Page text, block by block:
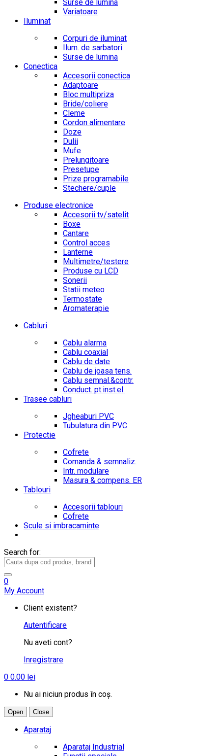
Surse de lumina
Variatoare
Iluminat
Corpuri de iluminat
Ilum. de sarbatori
Surse de lumina
Conectica
Accesorii conectica
Adaptoare
Bloc multipriza
Bride/coliere
Cleme
Cordon alimentare
Doze
Dulii
Mufe
Prelungitoare
Presetupe
Prize programabile
Stechere/cuple
Produse electronice
Accesorii tv/satelit
Boxe
Cantare
Control acces
Lanterne
Multimetre/testere
Produse cu LCD
Sonerii
Statii meteo
Termostate
Aromaterapie
Cabluri
Cablu alarma
Cablu coaxial
Cablu de date
Cablu de joasa tens.
Cablu semnal.&contr.
Conduct. pt.inst.el.
Trasee cabluri
Jgheaburi PVC
Tubulatura din PVC
Protectie
Cofrete
Comanda & semnaliz.
Intr. modulare
Masura & compens. ER
Tablouri
Accesorii tablouri
Cofrete
Scule si imbracaminte
Search for:
0
My Account
Client existent?
Autentificare
Nu aveti cont?
Inregistrare
0 0.00 lei
Nu ai niciun produs în coș.
Open Close
Aparataj
Aparataj Industrial